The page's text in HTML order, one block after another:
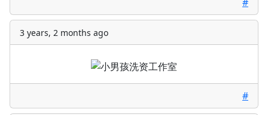
3 years, 2 months ago
#